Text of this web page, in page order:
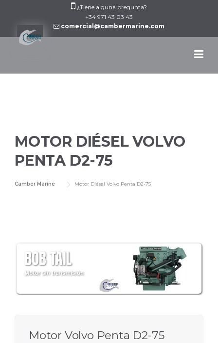
¿Tiene alguna pregunta?
+34 971 43 03 43
comercial@cambermarine.com
MOTOR DIÉSEL VOLVO
PENTA D2-75
Camber Marine Motor Diésel Volvo Penta D2-75
Motor Volvo Penta D2-75